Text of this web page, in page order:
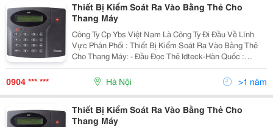
Thiết Bị Kiểm Soát Ra Vào Bằng Thẻ Cho
Thang Máy
Công Ty Cp Ybs Việt Nam Là Công Ty Đi Đầu Về Lĩnh
Vực Phân Phối : Thiết Bị Kiểm Soát Ra Vào Bằng Thẻ
Cho Thang Máy: - Đầu Đọc Thẻ Idteck-Hàn Quốc :
Ip100R, Ip505R, Ip10&Hellip; - Bo Mạch Elevator 384,
0904 *** *** Hà Nội >1 năm
Thiết Bị Kiểm Soát Ra Vào Bằng Thẻ Cho
Thang Máy